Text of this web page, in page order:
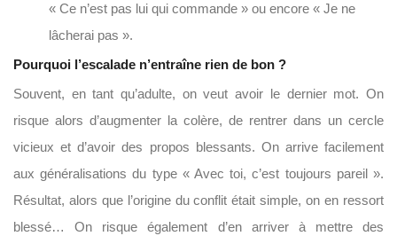
« Ce n’est pas lui qui commande » ou encore « Je ne
lâcherai pas ».
Pourquoi l’escalade n’entraîne rien de bon ?
Souvent, en tant qu’adulte, on veut avoir le dernier mot. On
risque alors d’augmenter la colère, de rentrer dans un cercle
vicieux et d’avoir des propos blessants. On arrive facilement
aux généralisations du type « Avec toi, c’est toujours pareil ».
Résultat, alors que l’origine du conflit était simple, on en ressort
blessé… On risque également d’en arriver à mettre des